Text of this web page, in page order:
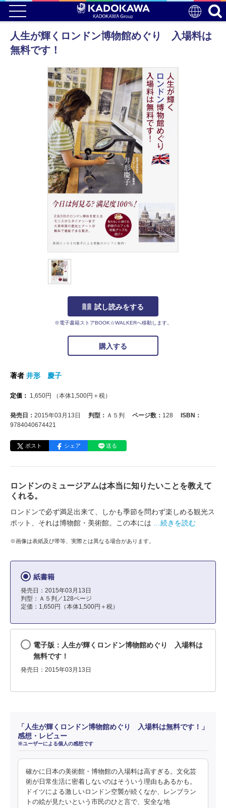
人生が輝くロンドン博物館めぐり 入場料は
無料です！
試し読みをする
※電子書籍ストアBOOK☆WALKERへ移動します。
購入する
著者 井形 慶子
定価： 1,650円 （本体1,500円＋税）
発売日： 2015年03月13日 判型： Ａ５判 ページ数： 128
ISBN：
9784040674421
ポスト シェア 送る
ロンドンのミュージアムは本当に知りたいことを教えて
くれる。
ロンドンで必ず満足出来て、しかも季節を問わず楽しめる観光ス
ポット、それは博物館・美術館。この本には
…続きを読む
※画像は表紙及び帯等、実際とは異なる場合があります。
紙書籍
発売日：2015年03月13日
判型：Ａ５判／128ページ
定価：1,650円（本体1,500円＋税）
電子版：人生が輝くロンドン博物館めぐり 入場料は
無料です！
発売日：2015年03月13日
「人生が輝くロンドン博物館めぐり 入場料は無料です！」
感想・レビュー
※ユーザーによる個人の感想です
確かに日本の美術館・博物館の入場料は高すぎる。文化芸
術が日常生活に密着しないのはそういう理由もあるかも。
ドイツによる激しいロンドン空襲が続くなか、レンブラン
トの絵が見たいという市民のひと言で、安全な地